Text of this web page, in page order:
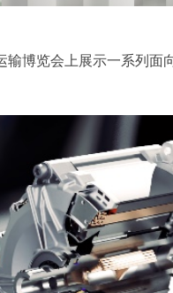
博览会上展示一系列面